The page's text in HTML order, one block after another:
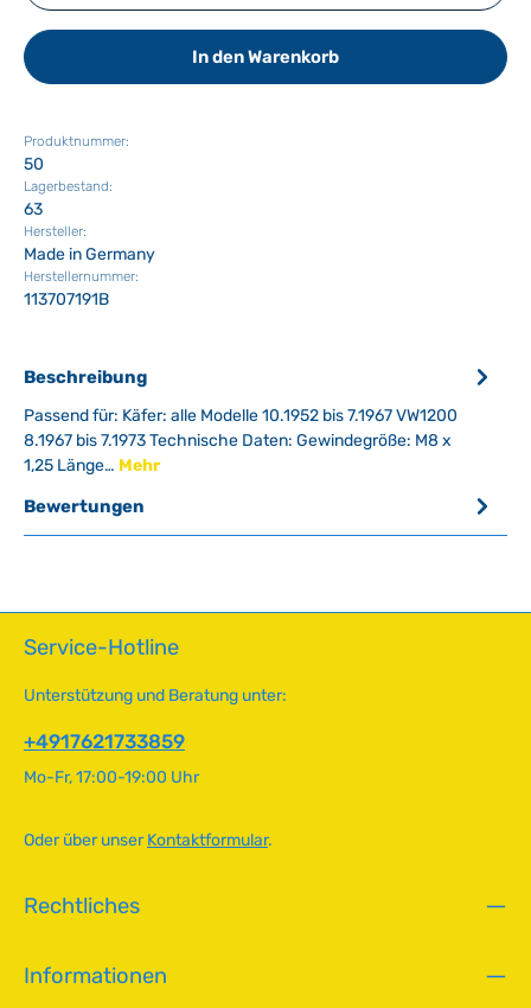
In den Warenkorb
Produktnummer:
50
Lagerbestand:
63
Hersteller:
Made in Germany
Herstellernummer:
113707191B
Beschreibung
Passend für: Käfer: alle Modelle 10.1952 bis 7.1967 VW1200
8.1967 bis 7.1973 Technische Daten: Gewindegröße: M8 x
1,25 Länge… Mehr
Bewertungen
Service-Hotline
Unterstützung und Beratung unter:
+4917621733859
Mo-Fr, 17:00-19:00 Uhr
Oder über unserKontaktformular.
Rechtliches
Informationen